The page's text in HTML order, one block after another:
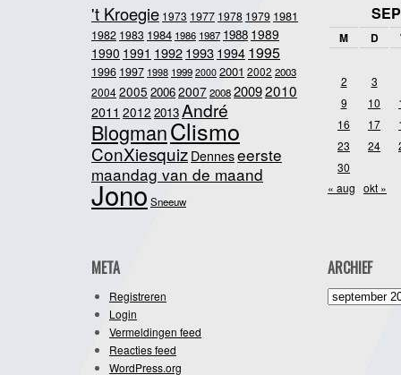
't Kroegie 1973 1977 1978 1979 1981
1982 1983 1984 1986 1987 1988 1989
1990 1991 19921993 1994 1995
1996 1997 1998 1999 2000 2001 2002 2003
20042005 20062007200820092010
2011 2012 2013André
BlogmanClismo
ConXiesquiz Denneseerste
maandag van de maand
JonoSneeuw
M D
2
3
9
10
16
17
23
24
30
« aug okt »
META
Registreren
Login
Vermeldingen feed
Reacties feed
WordPress.org
ARCHIEF
Archief